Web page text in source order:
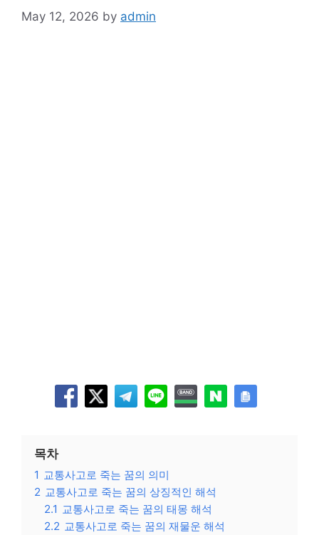
May 12, 2026 by admin
목차
1 교통사고로 죽는 꿈의 의미
2 교통사고로 죽는 꿈의 상징적인 해석
2.1 교통사고로 죽는 꿈의 태몽 해석
2.2 교통사고로 죽는 꿈의 재물운 해석